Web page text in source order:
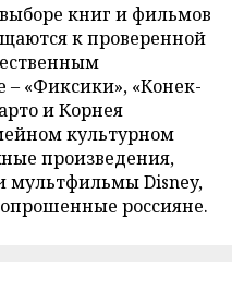
книг и фильмов
к проверенной
– «Фиксики», «Конек-
и Корнея
культурном
произведения,
мультфильмы Disney,
россияне.